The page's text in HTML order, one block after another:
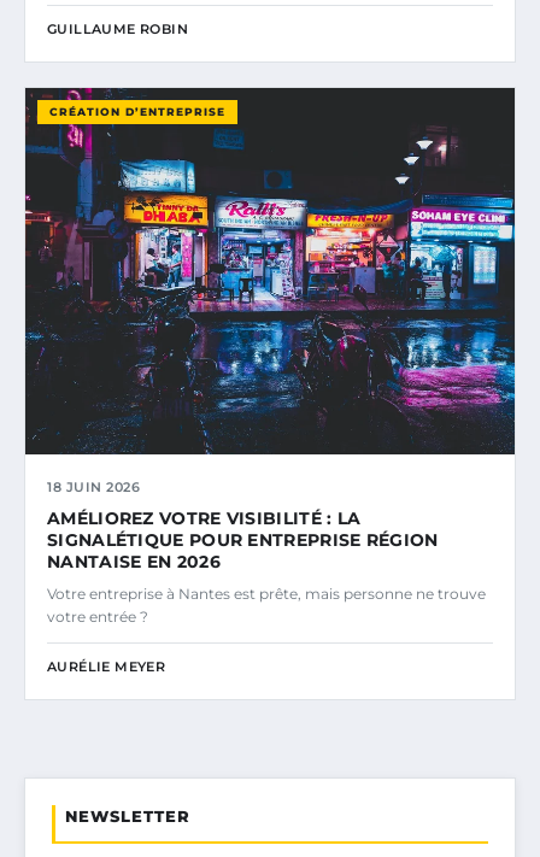
GUILLAUME ROBIN
CRÉATION D’ENTREPRISE
18 JUIN 2026
AMÉLIOREZ VOTRE VISIBILITÉ : LA
SIGNALÉTIQUE POUR ENTREPRISE RÉGION
NANTAISE EN 2026
Votre entreprise à Nantes est prête, mais personne ne trouve
votre entrée ?
AURÉLIE MEYER
NEWSLETTER